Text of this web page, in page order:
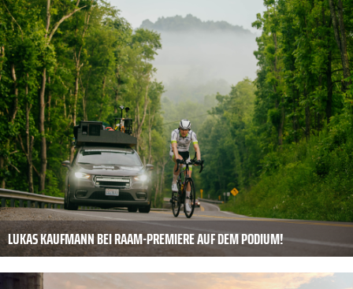
LUKAS KAUFMANN BEI RAAM-PREMIERE AUF DEM PODIUM!